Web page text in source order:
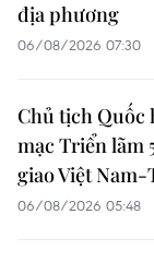
địa phương
06/08/2026 07:30
Chủ tịch Quốc
mạc Triển lãm
giao Việt
06/08/2026 05:48